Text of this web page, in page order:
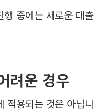
중에는 새로운 대출
려운 경우
적용되는 것은 아닙니